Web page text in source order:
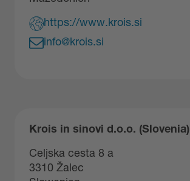
https://www.krois.si
info@krois.si
Krois in sinovi d.o.o. (Slovenia)
Celjska cesta 8 a
3310 Žalec